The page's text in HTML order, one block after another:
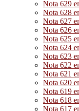
Nota 629
Nota 628
Nota 627
Nota 626
Nota 625
Nota 624
Nota 623
Nota 622
Nota 621
Nota 620
Nota 619
Nota 618
Nota 617